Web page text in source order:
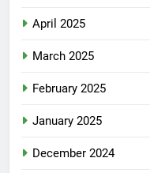
April 2025
March 2025
February 2025
January 2025
December 2024